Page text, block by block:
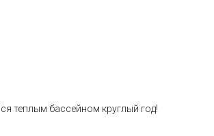
теплым бассейном круглый год!